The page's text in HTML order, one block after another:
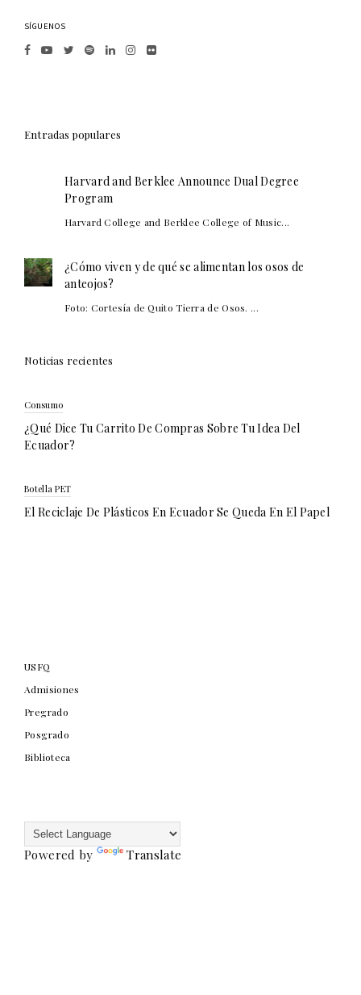
SÍGUENOS
Entradas populares
Harvard and Berklee Announce Dual Degree
Program
Harvard College and Berklee College of Music...
¿Cómo viven y de qué se alimentan los osos de
anteojos?
Foto: Cortesía de Quito Tierra de Osos. ...
Noticias recientes
Consumo
¿Qué Dice Tu Carrito De Compras Sobre Tu Idea Del
Ecuador?
Botella PET
El Reciclaje De Plásticos En Ecuador Se Queda En El Papel
USFQ
Admisiones
Pregrado
Posgrado
Biblioteca
Powered by Translate